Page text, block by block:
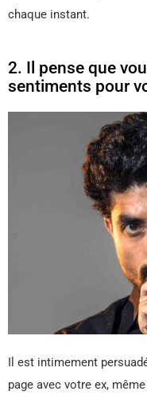
chaque instant.
2. Il pense que
sentiments pour
Il est intimement
page avec votre ex,